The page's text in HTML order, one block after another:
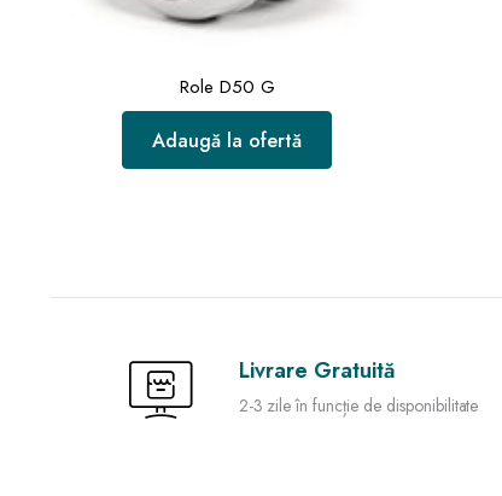
Role D50 G
Adaugă la ofertă
Livrare Gratuită
2-3 zile în funcție de disponibilitate